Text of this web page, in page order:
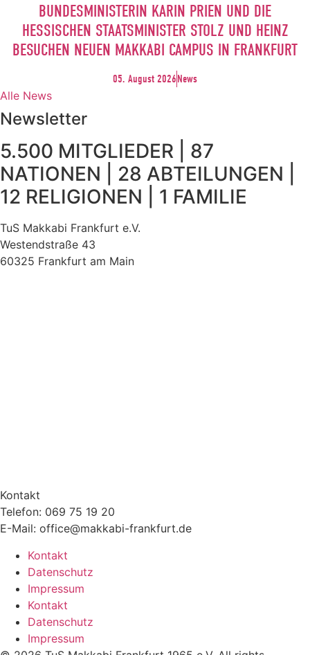
BUNDESMINISTERIN KARIN PRIEN UND DIE
HESSISCHEN STAATSMINISTER STOLZ UND HEINZ
BESUCHEN NEUEN MAKKABI CAMPUS IN FRANKFURT
05. August 2026News
Alle News
Newsletter
5.500 MITGLIEDER | 87
NATIONEN | 28 ABTEILUNGEN |
12 RELIGIONEN | 1 FAMILIE
TuS Makkabi Frankfurt e.V.
Westendstraße 43
60325 Frankfurt am Main
Kontakt
Telefon: 069 75 19 20
E-Mail: office@makkabi-frankfurt.de
Kontakt
Datenschutz
Impressum
Kontakt
Datenschutz
Impressum